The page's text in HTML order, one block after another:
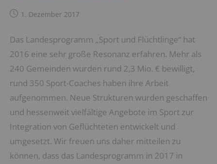
Beitrag1. Dezember 2017
Das Landesprogramm „Sport und Flüchtlinge“ hat
2016 eine sehr große Resonanz erfahren. Mehr als
240 Gemeinden wurden rund 2,3 Mio. € bewilligt,
rund 350 Sport-Coaches haben ihre Arbeit
aufgenommen. Neue Strukturen wurden geschaffen
und hessenweit vielfältige Angebote im Sport zur
Integration von Geflüchteten entwickelt und
umgesetzt. Wir freuen uns daher mitteilen zu
können, dass das Landesprogramm in 2017 in